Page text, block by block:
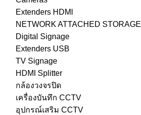
Extenders HDMI
NETWORK ATTACHED STORAGE
Digital Signage
Extenders USB
TV Signage
HDMI Splitter
กล้องวงจรปิด
เครื่องบันทึก CCTV
อุปกรณ์เสริม CCTV